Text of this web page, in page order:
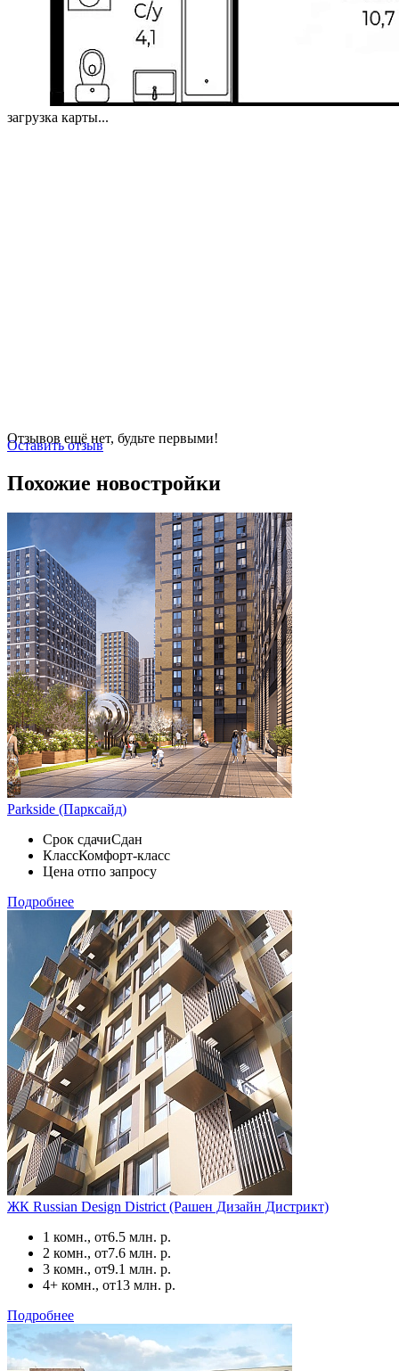
загрузка карты...
Отзывов ещё нет, будьте первыми!
Оставить отзыв
Похожие новостройки
Parkside (Парксайд)
Срок сдачиСдан
КлассКомфорт-класс
Цена отпо запросу
Подробнее
ЖК Russian Design District (Рашен Дизайн Дистрикт)
1 комн., от6.5 млн. р.
2 комн., от7.6 млн. р.
3 комн., от9.1 млн. р.
4+ комн., от13 млн. р.
Подробнее